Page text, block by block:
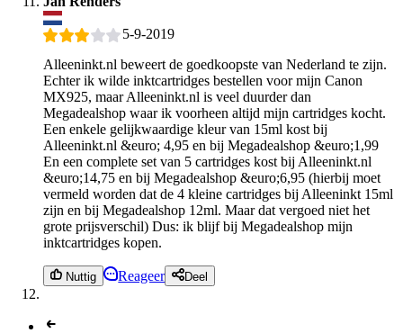
5-9-2019
Alleeninkt.nl beweert de goedkoopste van Nederland te zijn.
Echter ik wilde inktcartridges bestellen voor mijn Canon
MX925, maar Alleeninkt.nl is veel duurder dan
Megadealshop waar ik voorheen altijd mijn cartridges kocht.
Een enkele gelijkwaardige kleur van 15ml kost bij
Alleeninkt.nl &euro; 4,95 en bij Megadealshop &euro;1,99
En een complete set van 5 cartridges kost bij Alleeninkt.nl
&euro;14,75 en bij Megadealshop &euro;6,95 (hierbij moet
vermeld worden dat de 4 kleine cartridges bij Alleeninkt 15ml
zijn en bij Megadealshop 12ml. Maar dat vergoed niet het
grote prijsverschil) Dus: ik blijf bij Megadealshop mijn
inktcartridges kopen.
Nuttig Reageer Deel